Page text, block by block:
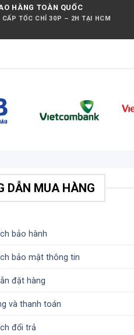
HÀNG TOÀN QUỐC
CẤP TỐC CHỈ 30P – 2H TẠI HCM
DẪN MUA HÀNG
bảo hành
bảo mật thông tin
đặt hàng
và thanh toán
đổi trả